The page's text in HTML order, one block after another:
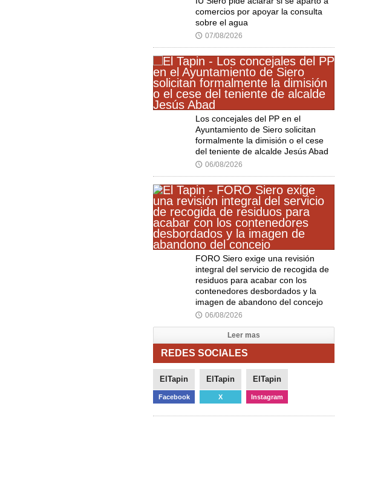
comercios por apoyar la consulta
sobre el agua
🕔 07/08/2026
Los concejales del PP en el
Ayuntamiento de Siero solicitan
formalmente la dimisión o el cese
del teniente de alcalde Jesús Abad
🕔 06/08/2026
FORO Siero exige una revisión
integral del servicio de recogida de
residuos para acabar con los
contenedores desbordados y la
imagen de abandono del concejo
🕔 06/08/2026
Leer mas
REDES SOCIALES
ElTapin
Facebook
ElTapin
X
ElTapin
Instagram